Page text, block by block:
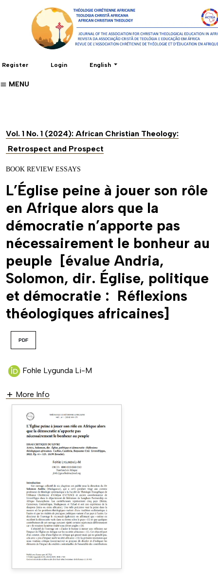
Register Login Change the language. The current
English
MENU
Vol. 1 No. 1 (2024): African Christian Theology:
Retrospect and Prospect
BOOK REVIEW ESSAYS
L’Église peine à jouer son rôle
en Afrique alors que la
démocratie n’apporte pas
nécessairement le bonheur au
peuple [évalue Andria,
Solomon, dir. Église, politique
et démocratie : Réflexions
théologiques africaines]
PDF
Fohle Lygunda Li-M
More Info